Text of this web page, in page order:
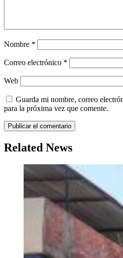
Nombre *
Correo electrónico *
Web
Guarda mi nombre, correo
para la próxima vez que comente.
Related News